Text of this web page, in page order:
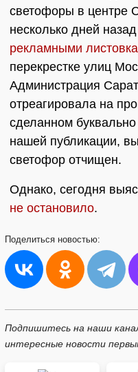
светофоры в центре
несколько дней
рекламными
перекрестке улиц
Администрация
отреагировала на
сделанном
нашей публикации,
светофор отчищен.
Однако, сегодня
не остановило.
Поделиться новостью:
Подпишитесь на наши
интересные новости